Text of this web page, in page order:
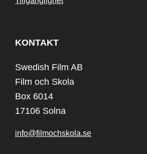
KONTAKT
Swedish Film AB
Film och Skola
Box 6014
17106 Solna
info@filmochskola.se